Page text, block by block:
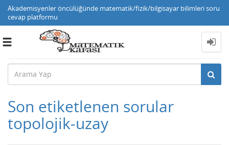
Akademisyenler öncülüğünde matematik/fizik/bilgisayar bilimleri soru
cevap platformu
Toggle
Son etiketlenen sorular
topolojik-uzay